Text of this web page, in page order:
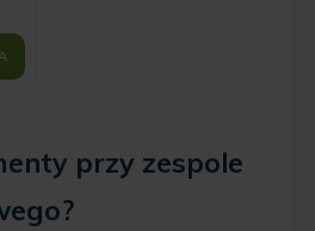
przy zespole